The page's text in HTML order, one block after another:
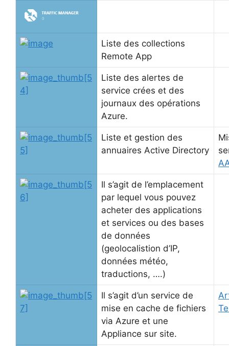
Liste des collections
Remote App
Liste des alertes de
service crées et des
journaux des opérations
Azure.
Liste et gestion des
annuaires Active Directory
Il s’agit de l’emplacement
par lequel vous pouvez
acheter des applications
et services ou des bases
de données
(geolocalistion d’IP,
données météo,
traductions, ….)
Il s’agit d’un service de
mise en cache de fichiers
via Azure et une
Appliance sur site.